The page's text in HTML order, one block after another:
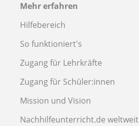
Mehr erfahren
Hilfebereich
So funktioniert's
Zugang für Lehrkräfte
Zugang für Schüler:innen
Mission und Vision
Nachhilfeunterricht.de weltweit